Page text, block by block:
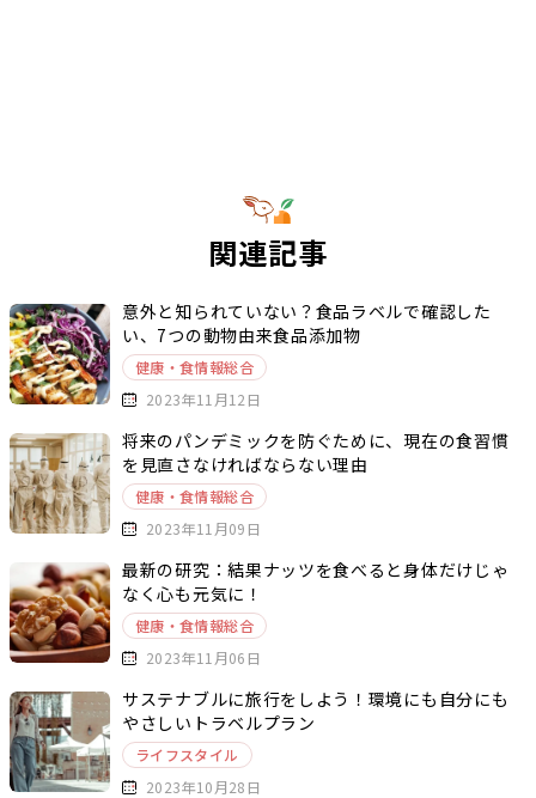
関連記事
意外と知られていない？食品ラベルで確認した
い、7つの動物由来食品添加物
健康・食情報総合
2023年11月12日
将来のパンデミックを防ぐために、現在の食習慣
を見直さなければならない理由
健康・食情報総合
2023年11月09日
最新の研究：結果ナッツを食べると身体だけじゃ
なく心も元気に！
健康・食情報総合
2023年11月06日
サステナブルに旅行をしよう！環境にも自分にも
やさしいトラベルプラン
ライフスタイル
2023年10月28日